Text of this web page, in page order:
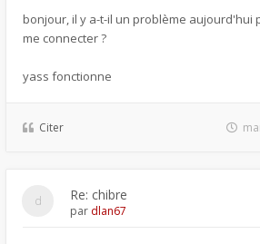
bonjour, il y a-t-il un problème aujourd'hui
me connecter ?
yass fonctionne
Citer
Re: chibre
par dlan67